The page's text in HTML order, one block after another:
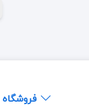
فروشگاه